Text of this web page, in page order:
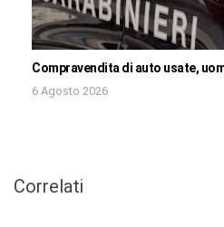
Compravendita di auto usate,
6 Agosto 2026
Correlati